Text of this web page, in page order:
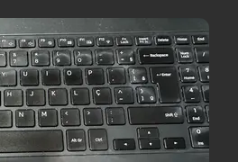
Meio Ambiente
Podcast
Política
Saúde
Tempo